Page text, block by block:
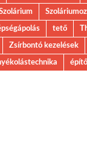
tető
Zsírbontó kezelések